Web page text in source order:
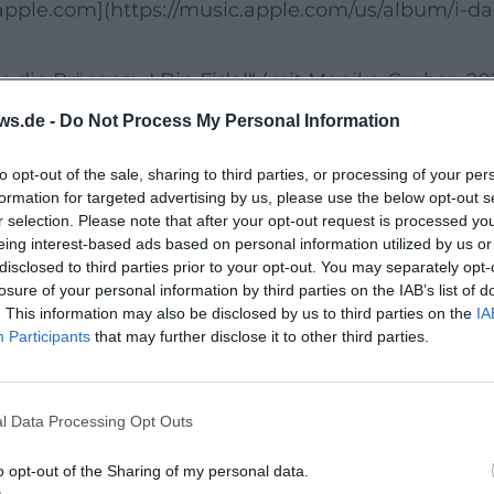
- Do Not Process My Personal Information
opt-out of the sale, sharing to third parties, or processing of your
for targeted advertising by us, please use the below opt-out
selection. Please note that after your opt-out request is processed
interest-based ads based on personal information utilized by us
to third parties prior to your opt-out. You may separately
of your personal information by third parties on the IAB’s list of
This information may also be disclosed by us to third parties on the
Participants that may further disclose it to other third parties.
Data Processing Opt Outs
opt-out of the Sharing of my personal data.
music.apple.com/us/album/i-
Präsenz: „I Bin Fidel“ (mit Monika Gruber,
„Im Grünwalder Stadion“ (31. Oktober
aktuelle Themen, urbayerische
erscheinen u. a. bei Donnerwetter Musik bzw.
Music und Amazon dokumentieren das
us/album/i-bin-fidel-single/
und Mitsing-Qualitäten
von Liedermacher, Pop und Musikkabarett.
sich die Arrangements zwischen
setzt auf Hooks, die sich rasch
– ein Kern seiner Live-Dramaturgie. Textlich
sowie eine humorvolle